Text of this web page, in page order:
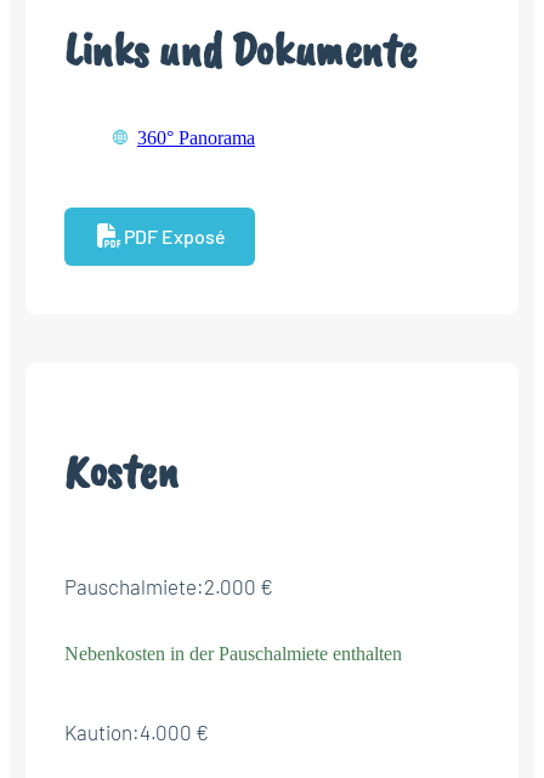
Links und Dokumente
360° Panorama
PDF Exposé
Kosten
Pauschalmiete:2.000 €
Nebenkosten in der Pauschalmiete enthalten
Kaution:4.000 €